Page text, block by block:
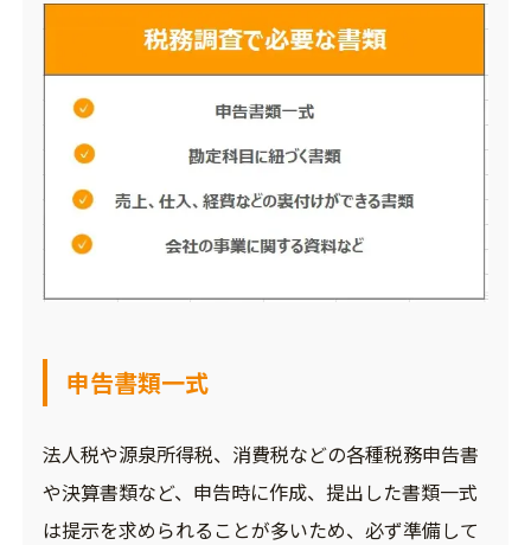
申告書類一式
法人税や源泉所得税、消費税などの各種税務申告書
や決算書類など、申告時に作成、提出した書類一式
は提示を求められることが多いため、必ず準備して